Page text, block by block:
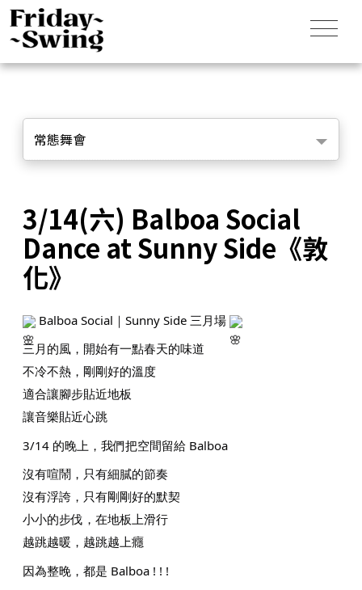
常態舞會
3/14(六) Balboa Social
Dance at Sunny Side《敦
化》
Balboa Social｜Sunny Side 三月場
三月的風，開始有一點春天的味道
不冷不熱，剛剛好的溫度
適合讓腳步貼近地板
讓音樂貼近心跳
3/14 的晚上，我們把空間留給 Balboa
沒有喧鬧，只有細膩的節奏
沒有浮誇，只有剛剛好的默契
小小的步伐，在地板上滑行
越跳越暖，越跳越上癮
因為整晚，都是 Balboa ! ! !